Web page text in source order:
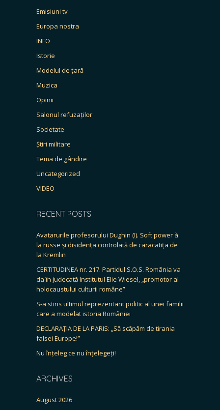
Emisiuni tv
Europa nostra
INFO
Istorie
Modelul de țară
Muzica
Opinii
Salonul refuzaților
Societate
Știri militare
Tema de gândire
Uncategorized
VIDEO
RECENT POSTS
Avatarurile profesorului Dughin (I). Soft power à
la russe și disidența controlată de caracatița de
la Kremlin
CERTITUDINEA nr. 217. Partidul S.O.S. România va
da în judecată Institutul Elie Wiesel, „promotor al
holocaustului culturii române”
S-a stins ultimul reprezentant politic al unei familii
care a modelat istoria României
DECLARAȚIA DE LA PARIS: „Să scăpăm de tirania
falsei Europe!”
Nu înțeleg ce nu înțelegeți!
ARCHIVES
August 2026